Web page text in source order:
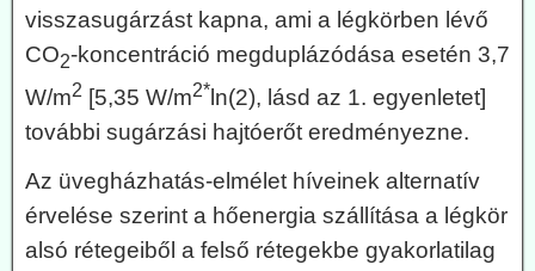
visszasugárzást kapna, ami a légkörben lévő
CO2-koncentráció megduplázódása esetén 3,7
W/m2 [5,35 W/m2* ln(2), lásd az 1. egyenletet]
további sugárzási hajtóerőt eredményezne.
Az üvegházhatás-elmélet híveinek alternatív
érvelése szerint a hőenergia szállítása a légkör
alsó rétegeiből a felső rétegekbe gyakorlatilag